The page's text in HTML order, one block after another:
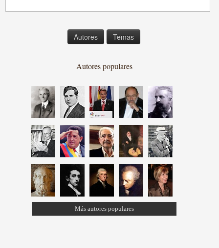
Autores Temas
Autores populares
Más autores populares